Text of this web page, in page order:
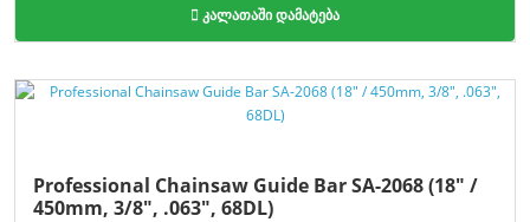
კალათაში დამატება
Professional Chainsaw Guide Bar SA-2068 (18" /
450mm, 3/8", .063", 68DL)